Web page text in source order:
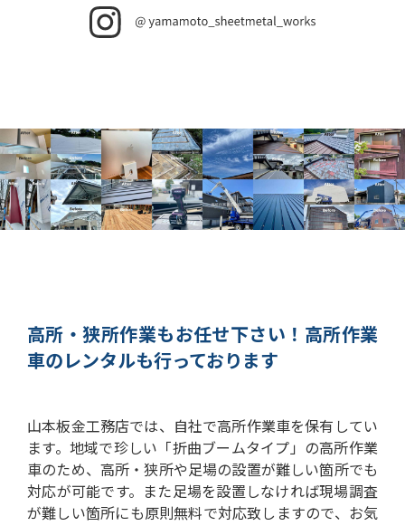
高所・狭所作業もお任せ下さい！ 高所作業
車のレンタルも行っております
山本板金工務店では、自社で高所作業車を保有してい
ます。 地域で珍しい「折曲ブームタイプ」の高所作業
車のため、高所・狭所や足場の設置が難しい箇所でも
対応が可能です。 また足場を設置しなければ現場調査
が難しい箇所にも原則無料で対応致しますので、お気